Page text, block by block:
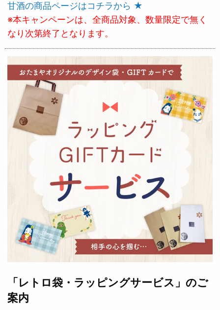
甘酒の商品ページはコチラから ★
※本キャンペーンは、全商品対象、数量限定で無く
なり次第終了となります。
「レトロ袋・ラッピングサービス」のご
案内